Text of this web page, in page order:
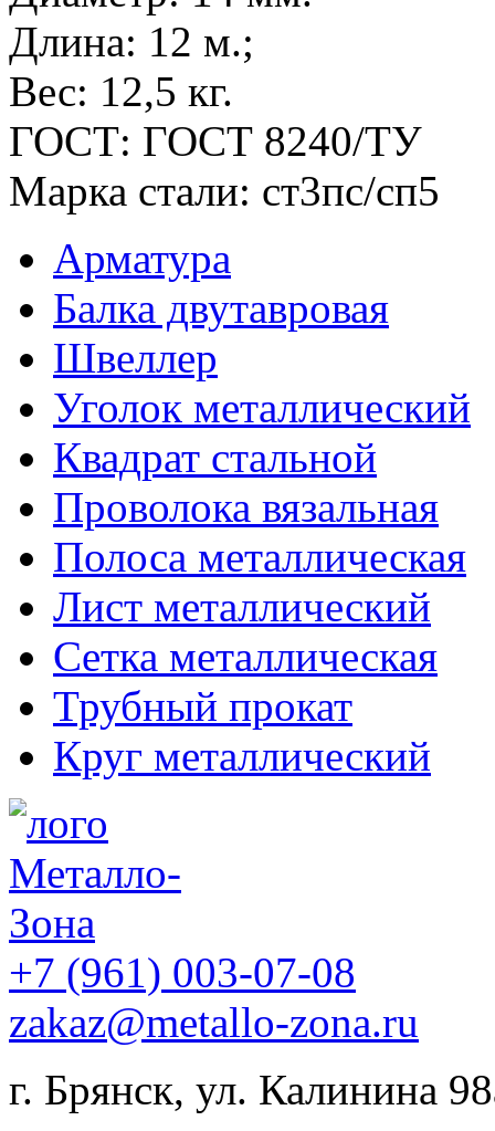
Длина: 12 м.;
Вес: 12,5 кг.
ГОСТ: ГОСТ 8240/ТУ
Марка стали: ст3пс/сп5
Арматура
Балка двутавровая
Швеллер
Уголок металлический
Квадрат стальной
Проволока вязальная
Полоса металлическая
Лист металлический
Сетка металлическая
Трубный прокат
Круг металлический
+7 (961) 003-07-08
zakaz@metallo-zona.ru
г. Брянск, ул. Калинина